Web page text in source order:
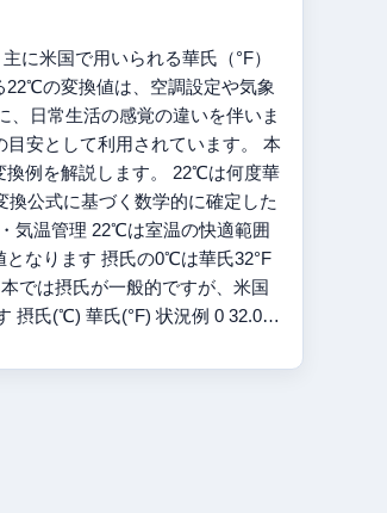
に米国で用いられる華氏（°F）
22℃の変換値は、空調設定や気象
日常生活の感覚の違いを伴いま
安として利用されています。 本
換例を解説します。 22℃は何度華
公式に基づく数学的に確定した
気温管理 22℃は室温の快適範囲
となります 摂氏の0℃は華氏32°F
では摂氏が一般的ですが、米国
摂氏(℃) 華氏(°F) 状況例 0 32.0…